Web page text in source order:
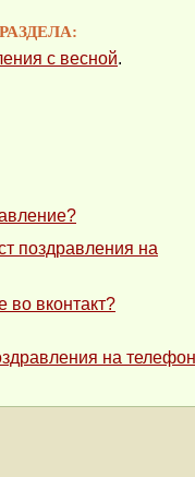
с весной.
поздравления на
во вконтакт?
на